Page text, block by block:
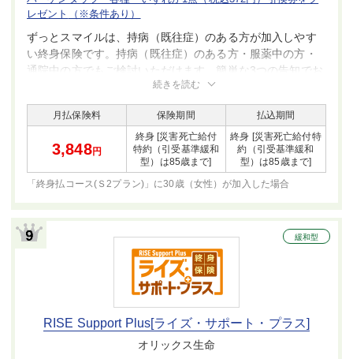
レゼント
（※条件あり）
ずっとスマイルは、持病（既往症）のある方が加入しやす
い終身保険です。持病（既往症）のある方・服薬中の方・
通院中の方でもご検討いただけます。簡単な3つの告知でお
申し込み可能で、医師の診査は不要です。大切なご家族の
ために、健康に不安があっても死亡保障を備えることがで
きます。
続きを読む
月払保険料 保険期間 払込期間
3,848円
終身 [災害死亡給付
特約（引受基準緩和
型）は85歳まで]
終身 [災害死亡給付特
約（引受基準緩和
型）は85歳まで]
「終身払コース(Ｓ2プラン)」に30歳（女性）が加入した場合
RISE Support Plus[ライズ・サポート・プラス]
オリックス生命
緩和型